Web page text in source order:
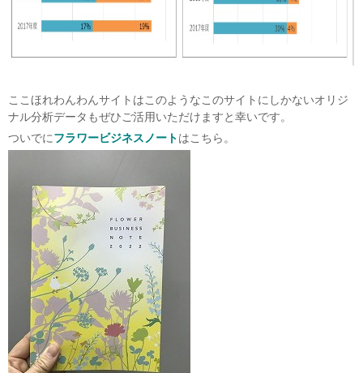
ここほれわんわんサイトはこのようなこのサイトにしかないオリジ
ナル分析データもぜひご活用いただけますと幸いです。
ついでにフラワービジネスノートはこちら。